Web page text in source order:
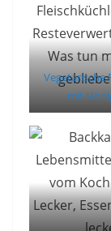
Vegetarische
mit